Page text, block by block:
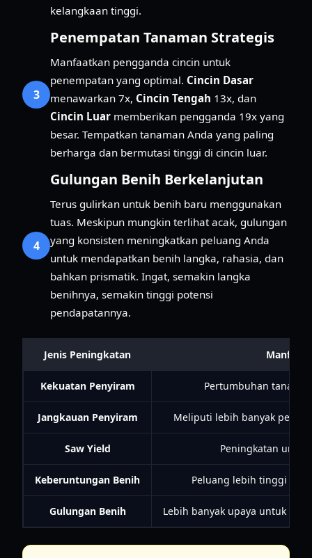
kelangkaan tinggi.
3
Penempatan Tanaman Strategis
Manfaatkan pengganda cincin untuk
penempatan yang optimal. Cincin Dasar
menawarkan 7x, Cincin Tengah 13x, dan
Cincin Luar memberikan pengganda 19x yang
besar. Tempatkan tanaman Anda yang paling
berharga dan bermutasi tinggi di cincin luar.
4
Gulungan Benih Berkelanjutan
Terus gulirkan untuk benih baru menggunakan
tuas. Meskipun mungkin terlihat acak, gulungan
yang konsisten meningkatkan peluang Anda
untuk mendapatkan benih langka, rahasia, dan
bahkan prismatik. Ingat, semakin langka
benihnya, semakin tinggi potensi
pendapatannya.
Jenis Peningkatan Manfaat
Kekuatan Penyiram Pertumbuhan
Jangkauan Penyiram Meliputi lebih banyak petak,
Saw Yield Peningkatan unit
Keberuntungan Benih Peluang lebih tinggi
Gulungan Benih Lebih banyak upaya untuk